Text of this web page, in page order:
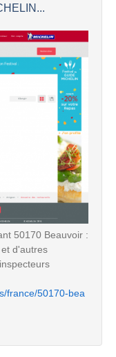
50170 Beauvoir :
d'autres
france/50170-bea